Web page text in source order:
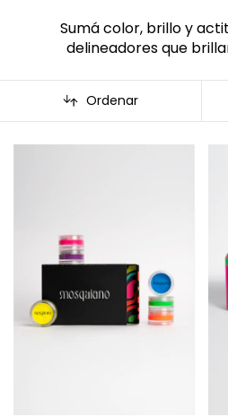
Sumá color, brillo y
delineadores que
Ordenar